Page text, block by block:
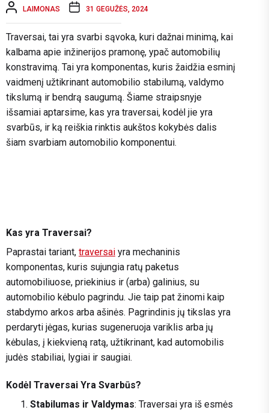
LAIMONAS 31 GEGUŽĖS, 2024
Traversai, tai yra svarbi sąvoka, kuri dažnai minimą, kai
kalbama apie inžinerijos pramonę, ypač automobilių
konstravimą. Tai yra komponentas, kuris žaidžia esminį
vaidmenį užtikrinant automobilio stabilumą, valdymo
tikslumą ir bendrą saugumą. Šiame straipsnyje
išsamiai aptarsime, kas yra traversai, kodėl jie yra
svarbūs, ir ką reiškia rinktis aukštos kokybės dalis
šiam svarbiam automobilio komponentui.
Kas yra Traversai?
Paprastai tariant, traversai yra mechaninis
komponentas, kuris sujungia ratų paketus
automobiliuose, priekinius ir (arba) galinius, su
automobilio kėbulo pagrindu. Jie taip pat žinomi kaip
stabdymo arkos arba ašinės. Pagrindinis jų tikslas yra
perdaryti jėgas, kurias sugeneruoja variklis arba jų
kėbulas, į kiekvieną ratą, užtikrinant, kad automobilis
judės stabiliai, lygiai ir saugiai.
Kodėl Traversai Yra Svarbūs?
Stabilumas ir Valdymas: Traversai yra iš esmės